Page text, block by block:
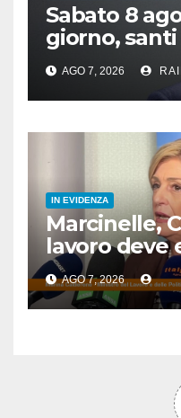
Sabato 8
giorno,
famosi,
AGO 7, 2026
IN EVIDENZA
Marcinelle,
lavoro deve
sicuro”
AGO 7, 2026